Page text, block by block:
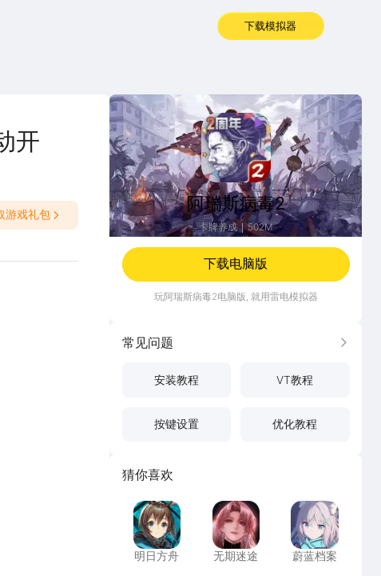
下载模拟器
开
游戏礼包
阿瑞斯病毒2
阿瑞斯病毒2
卡牌养成 502M
下载电脑版
玩阿瑞斯病毒2电脑版, 就用雷电模拟器
常见问题 更多
安装教程 VT教程
按键设置 优化教程
猜你喜欢
明日方舟
明日方舟
无期迷途
无期迷途
蔚蓝档案
蔚蓝档案